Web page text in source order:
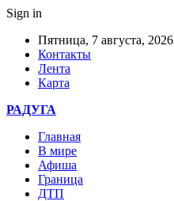
Sign in
Пятница, 7 августа, 2026
Контакты
Лента
Карта
РАДУГА
Главная
В мире
Афиша
Граница
ДТП